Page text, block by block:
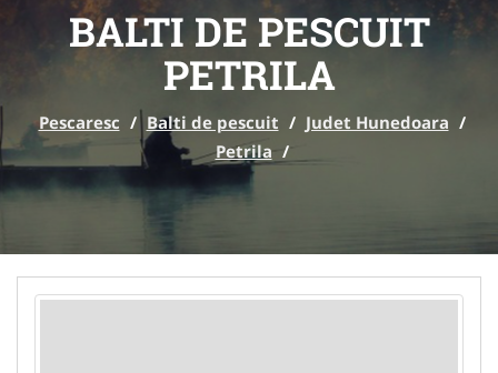
BALTI DE PESCUIT
PETRILA
Pescaresc / Balti de pescuit / Judet Hunedoara /
Petrila /